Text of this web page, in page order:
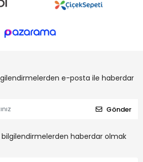
e-posta ile haberdar
Gönder
haberdar olmak